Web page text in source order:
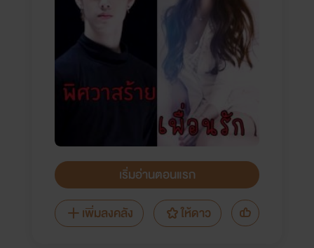
เริ่มอ่านตอนแรก
เพิ่มลงคลัง
ให้ดาว